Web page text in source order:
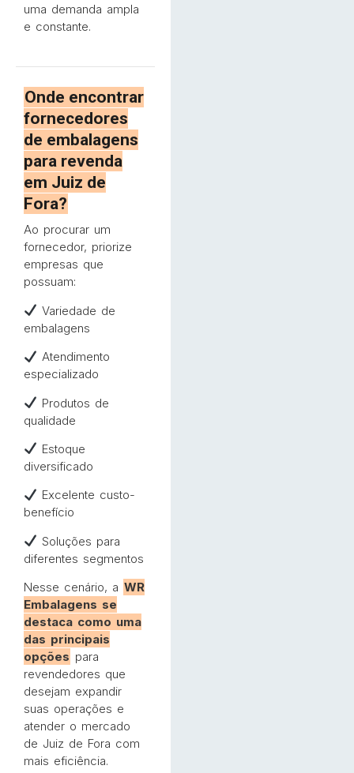
uma demanda ampla
e constante.
Onde encontrar
fornecedores
de embalagens
para revenda
em Juiz de
Fora?
Ao procurar um
fornecedor, priorize
empresas que
possuam:
Variedade de
embalagens
Atendimento
especializado
Produtos de
qualidade
Estoque
diversificado
Excelente custo-
benefício
Soluções para
diferentes segmentos
Nesse cenário, a WR
Embalagens se
destaca como uma
das principais
opções para
revendedores que
desejam expandir
suas operações e
atender o mercado
de Juiz de Fora com
mais eficiência.